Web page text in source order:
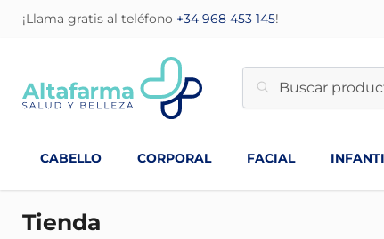
¡Llama gratis al teléfono +34 968 453 145!
CABELLO CORPORAL FACIAL
Tienda